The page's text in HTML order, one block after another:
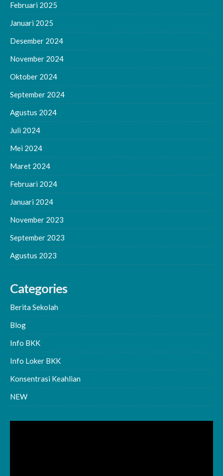
Februari 2025
Januari 2025
Desember 2024
November 2024
Oktober 2024
September 2024
Agustus 2024
Juli 2024
Mei 2024
Maret 2024
Februari 2024
Januari 2024
November 2023
September 2023
Agustus 2023
Categories
Berita Sekolah
Blog
Info BKK
Info Loker BKK
Konsentrasi Keahlian
NEW